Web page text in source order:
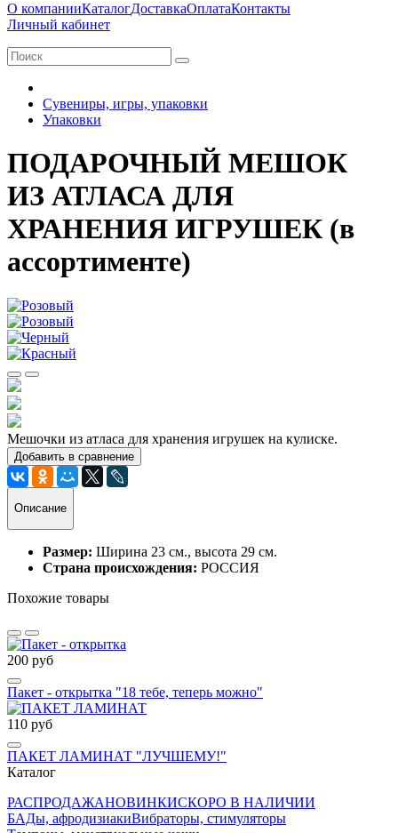
О компанииКаталогДоставкаОплатаКонтакты
Личный кабинет
Сувениры, игры, упаковки
Упаковки
ПОДАРОЧНЫЙ МЕШОК
ИЗ АТЛАСА ДЛЯ
ХРАНЕНИЯ ИГРУШЕК (в
ассортименте)
Мешочки из атласа для хранения игрушек на кулиске.
Добавить в сравнение
Описание
Размер: Ширина 23 см., высота 29 см.
Страна происхождения: РОССИЯ
Похожие товары
200 руб
Пакет - открытка "18 тебе, теперь можно"
110 руб
ПАКЕТ ЛАМИНАТ "ЛУЧШЕМУ!"
Каталог
РАСПРОДАЖАНОВИНКИСКОРО В НАЛИЧИИ
БАДы, афродизиакиВибраторы, стимуляторы